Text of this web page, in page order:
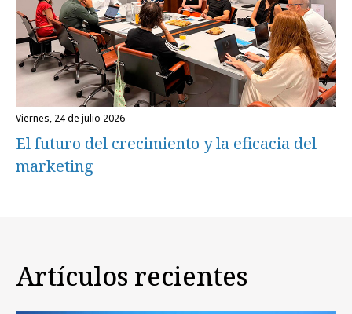
viernes, 24 de julio 2026
El futuro del crecimiento y la eficacia del
marketing
Artículos recientes